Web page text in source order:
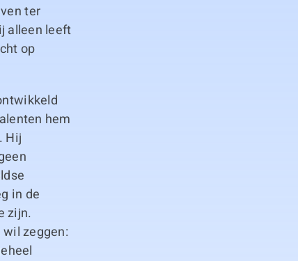
ter
alleen leeft
op
hem
Hij
in de
zijn.
zeggen: